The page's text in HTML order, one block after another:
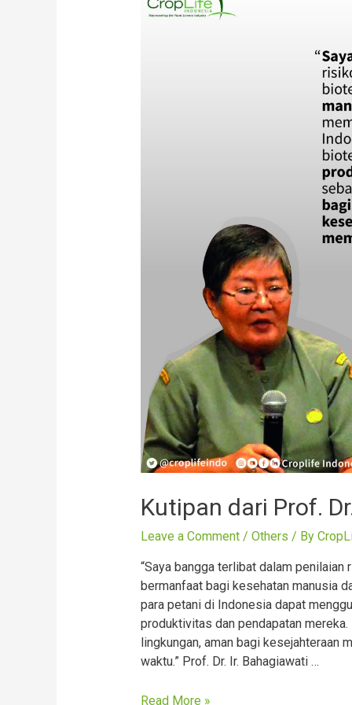
Kutipan dari Prof.
Leave a Comment / Others / By
“Saya bangga terlibat dalam
bermanfaat bagi kesehatan manusia
para petani di Indonesia dapat
produktivitas dan pendapatan
lingkungan, aman bagi kesejahteraan
waktu.” Prof. Dr. Ir. Bahagiawati …
Kutipan
Read More »